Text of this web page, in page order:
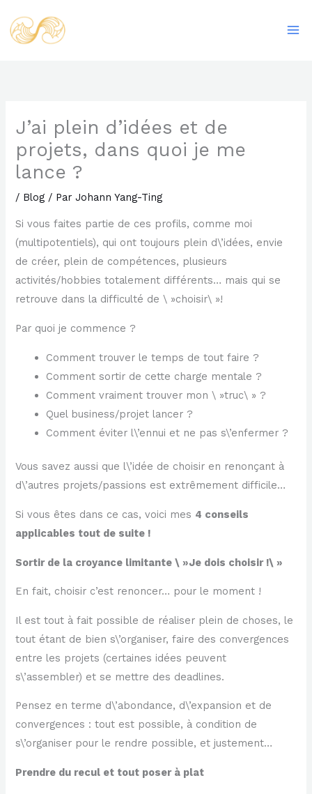
au
contenu
J’ai plein d’idées et de
projets, dans quoi je me
lance ?
/ Blog / ParJohann Yang-Ting
Si vous faites partie de ces profils, comme moi
(multipotentiels), qui ont toujours plein d\’idées, envie
de créer, plein de compétences, plusieurs
activités/hobbies totalement différents… mais qui se
retrouve dans la difficulté de \ »choisir\ »!
Par quoi je commence ?
Comment trouver le temps de tout faire ?
Comment sortir de cette charge mentale ?
Comment vraiment trouver mon \ »truc\ » ?
Quel business/projet lancer ?
Comment éviter l\’ennui et ne pas s\’enfermer ?
Vous savez aussi que l\’idée de choisir en renonçant à
d\’autres projets/passions est extrêmement difficile…
Si vous êtes dans ce cas, voici mes 4 conseils
applicables tout de suite !
Sortir de la croyance limitante \ »Je dois choisir !\ »
En fait, choisir c’est renoncer… pour le moment !
Il est tout à fait possible de réaliser plein de choses, le
tout étant de bien s\’organiser, faire des convergences
entre les projets (certaines idées peuvent
s\’assembler) et se mettre des deadlines.
Pensez en terme d\’abondance, d\’expansion et de
convergences : tout est possible, à condition de
s\’organiser pour le rendre possible, et justement…
Prendre du recul et tout poser à plat